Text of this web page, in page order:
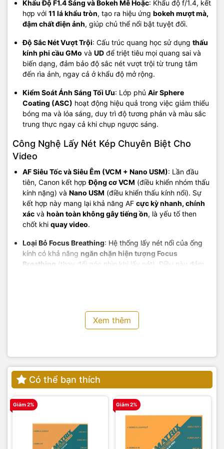
Khẩu Độ F1.4 Sáng và Bokeh Mê Hoặc: Khẩu độ f/1.4, kết
hợp với 11 lá khẩu tròn, tạo ra hiệu ứng bokeh mượt mà,
đậm chất điện ảnh, giúp chủ thể nổi bật tuyệt đối.
Độ Sắc Nét Vượt Trội: Cấu trúc quang học sử dụng thấu
kính phi cầu GMo và UD để triệt tiêu mọi quang sai và
biến dạng, đảm bảo độ sắc nét vượt trội từ trung tâm
đến rìa ảnh, ngay cả ở khẩu độ mở rộng.
Kiểm Soát Ánh Sáng Tối Ưu: Lớp phủ Air Sphere
Coating (ASC) hoạt động hiệu quả trong việc giảm thiểu
bóng ma và lóa sáng, duy trì độ tương phản và màu sắc
trung thực ngay cả khi chụp ngược sáng.
Công Nghệ Lấy Nét Kép Chuyên Biệt Cho
Video
AF Siêu Tốc và Siêu Êm (VCM + Nano USM): Lần đầu
tiên, Canon kết hợpĐộng cơ VCM (điều khiển nhóm thấu
kính nặng) và Nano USM (điều khiển thấu kính nổi). Sự
kết hợp này mang lại khả năng AF cực kỳ nhanh, chính
xác và hoàn toàn không gây tiếng ồn, là yếu tố then
chốt khi quay video.
Loại Bỏ Focus Breathing: Hệ thống lấy nét nổi của ống
kính có khả năng ngăn chặn hiện tượng Focus
Breathing (thay đổi góc nhìn khi lấy nét). Điều này đảm
Xem thêm
Có thể bạn thích
Giảm 2% Giảm 2%